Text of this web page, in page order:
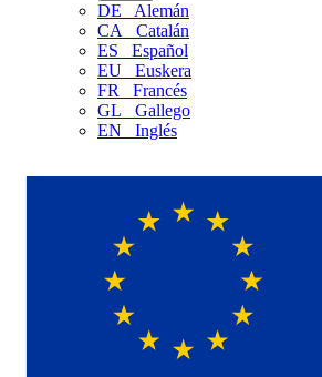
DE
Alemán
CA
Catalán
ES
Español
EU
Euskera
FR
Francés
GL
Gallego
EN
Inglés